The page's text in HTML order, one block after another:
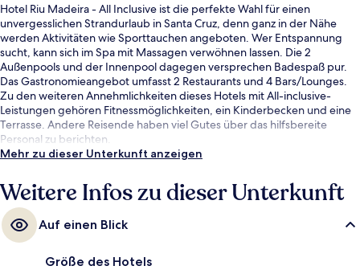
Hotel Riu Madeira - All Inclusive ist die perfekte Wahl für einen
unvergesslichen Strandurlaub in Santa Cruz, denn ganz in der Nähe
werden Aktivitäten wie Sporttauchen angeboten. Wer Entspannung
sucht, kann sich im Spa mit Massagen verwöhnen lassen. Die 2
Außenpools und der Innenpool dagegen versprechen Badespaß pur.
Das Gastronomieangebot umfasst 2 Restaurants und 4 Bars/Lounges.
Zu den weiteren Annehmlichkeiten dieses Hotels mit All-inclusive-
Leistungen gehören Fitnessmöglichkeiten, ein Kinderbecken und eine
Terrasse. Andere Reisende haben viel Gutes über das hilfsbereite
Personal zu berichten.
Mehr zu dieser Unterkunft anzeigen
Weitere Infos zu dieser Unterkunft
Auf einen Blick
Größe des Hotels